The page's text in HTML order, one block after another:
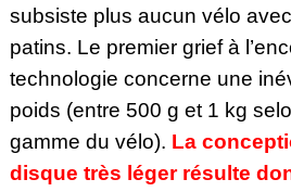
subsiste plus aucun vélo
patins. Le premier grief à
technologie concerne une
poids (entre 500 g et 1 kg
gamme du vélo). La
disque très léger résulte